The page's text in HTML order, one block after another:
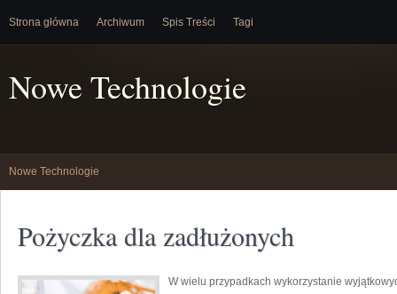
Strona główna Archiwum Spis Treści Tagi
Nowe Technologie
Nowe Technologie
Pożyczka dla zadłużonych
W wielu przypadkach wykorzystanie